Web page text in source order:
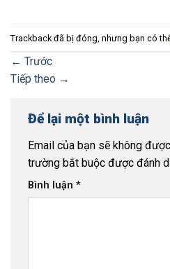
Trackback đã bị đóng, nhưng bạn có
← Trước
Tiếp theo →
Để lại một bình luận
Email của bạn sẽ không
trường bắt buộc được đánh
Bình luận *